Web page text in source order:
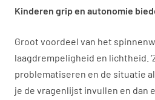
Kinderen grip en autonomie
Groot voordeel van het
laagdrempeligheid en lichtheid.
problematiseren en de situatie
je de vragenlijst invullen en dan